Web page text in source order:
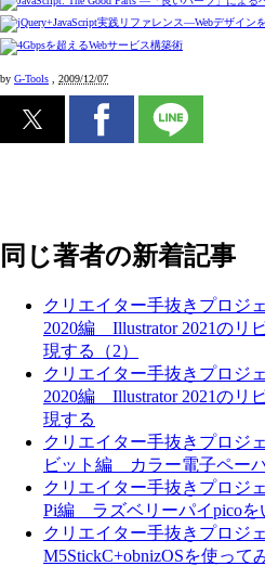
by G-Tools 2009/12/07
同じ著者の新着記事
クリエイター手抜きプロジ
2020編 Illustrator 2021のリ
現する（2）
クリエイター手抜きプロジ
2020編 Illustrator 2021のリ
現する
クリエイター手抜きプロジ
ビット編 カラー電子ペー
クリエイター手抜きプロジ
Pi編 ラズベリーパイpicoを
クリエイター手抜きプロジ
M5StickC+obnizOSを使っ